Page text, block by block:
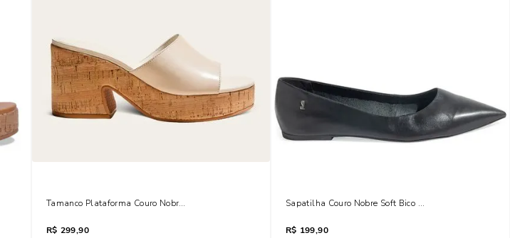
Tamanco Plataforma Couro Nobre Soft Off White
R$ 299,90
Sapatilha Couro Nobre Soft Bico Fino Preta
R$ 199,90